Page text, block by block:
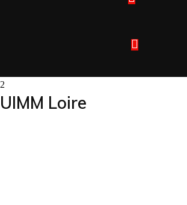
UIMM Loire